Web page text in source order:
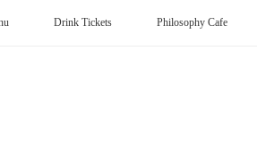
Drink Tickets Philosophy Cafe